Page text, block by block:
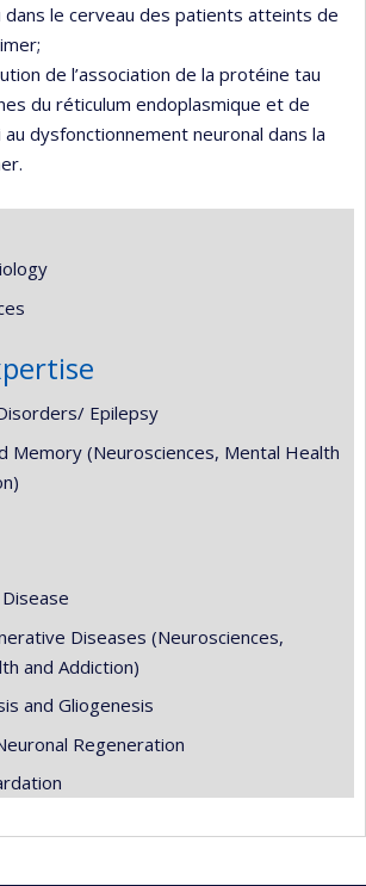
le cerveau des patients atteints de
de l’association de la protéine tau
du réticulum endoplasmique et de
au dysfonctionnement neuronal dans la
Epilepsy
Memory (Neurosciences, Mental Health
Diseases (Neurosciences,
and Addiction)
and Gliogenesis
Regeneration